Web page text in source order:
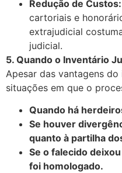
Redução de Custos:
cartoriais e
extrajudicial
judicial.
5. Quando o Inventário
Apesar das vantagens
situações em que o
Quando há
Se houver
quanto à partilha
Se o falecido
foi homologado.